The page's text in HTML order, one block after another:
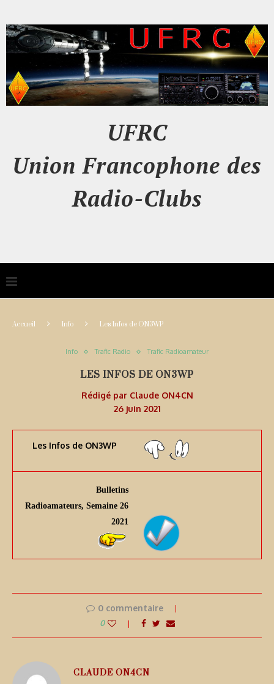
UFRC
Union Francophone des
Radio-Clubs
Accueil Info Les Infos de ON3WP
Info Trafic Radio Trafic Radioamateur
LES INFOS DE ON3WP
Rédigé par Claude ON4CN
26 juin 2021
Les Infos de ON3WP
Bulletins
Radioamateurs, Semaine 26
2021
0 commentaire
0
CLAUDE ON4CN